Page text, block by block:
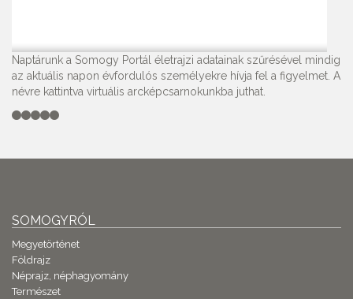
Naptárunk a Somogy Portál életrajzi adatainak szűrésével mindig
az aktuális napon évfordulós személyekre hívja fel a figyelmet. A
névre kattintva virtuális arcképcsarnokunkba juthat.
SOMOGYRÓL
Megyetörténet
Földrajz
Néprajz, néphagyomány
Természet